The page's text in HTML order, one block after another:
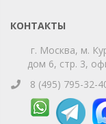
КОНТАКТЫ
г. Москва, м.
дом 6, стр. 3,
8 (495) 795-32-
Телефон